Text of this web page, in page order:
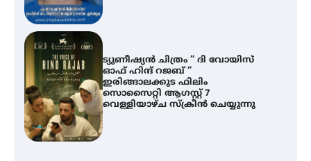
ട്യുണീഷ്യൻ ചിത്രം ” ദി വോയിസ്
ഓഫ് ഹിന്ദ് റജബ് ”
ഇരിങ്ങാലക്കുട ഫിലിം
സൊസൈറ്റി ആഗസ്റ്റ് 7
വെള്ളിയാഴ്ച സ്‌ക്രീൻ ചെയ്യുന്നു